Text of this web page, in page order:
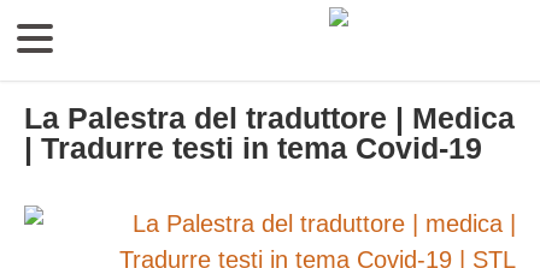
La Palestra del traduttore | Medica
| Tradurre testi in tema Covid-19